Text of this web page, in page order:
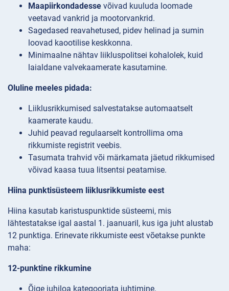
Maapiirkondadesse võivad kuuluda loomade
veetavad vankrid ja mootorvankrid.
Sagedased reavahetused, pidev helinad ja sumin
loovad kaootilise keskkonna.
Minimaalne nähtav liikluspolitsei kohalolek, kuid
laialdane valvekaamerate kasutamine.
Oluline meeles pidada:
Liiklusrikkumised salvestatakse automaatselt
kaamerate kaudu.
Juhid peavad regulaarselt kontrollima oma
rikkumiste registrit veebis.
Tasumata trahvid või märkamata jäetud rikkumised
võivad kaasa tuua litsentsi peatamise.
Hiina punktisüsteem liiklusrikkumiste eest
Hiina kasutab karistuspunktide süsteemi, mis
lähtestatakse igal aastal 1. jaanuaril, kus iga juht alustab
12 punktiga. Erinevate rikkumiste eest võetakse punkte
maha:
12-punktine rikkumine
Õige juhiloa kategooriata juhtimine.